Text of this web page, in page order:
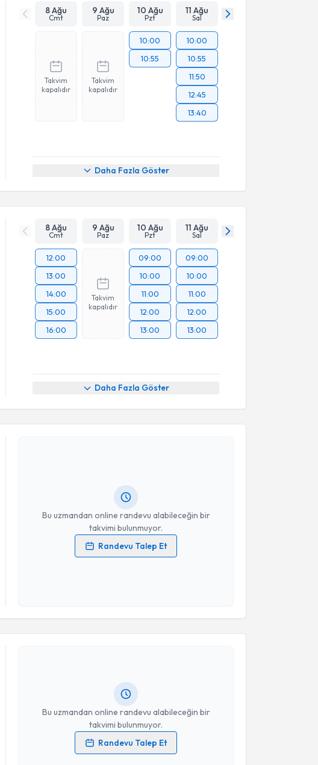
8 Ağu
Cmt
9 Ağu
Paz
10 Ağu
Pzt
11 Ağu
Sal
Takvim
kapalıdır
Takvim
kapalıdır
10:00
10:55
10:00
10:55
11:50
12:45
13:40
Daha Fazla Göster
8 Ağu
Cmt
9 Ağu
Paz
10 Ağu
Pzt
11 Ağu
Sal
12:00
13:00
14:00
15:00
16:00
Takvim
kapalıdır
09:00
10:00
11:00
12:00
13:00
09:00
10:00
11:00
12:00
13:00
Daha Fazla Göster
Bu uzmandan online randevu alabileceğin bir
takvimi bulunmuyor.
Randevu Talep Et
Randevu Takvimi Talebi
Kişisel verilerimin işlenmesine ilişkinAydınlatma Metni
Takvim Talebini Gönder
Bu uzmandan online randevu alabileceğin bir
takvimi bulunmuyor.
Randevu Talep Et
Randevu Takvimi Talebi
Psk. Dan. Ferhat Çıtıroğlu
Kişisel verilerimin işlenmesine ilişkinAydınlatma Metni